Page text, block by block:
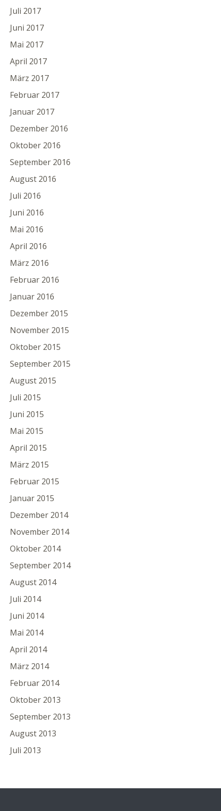
Juli 2017
Juni 2017
Mai 2017
April 2017
März 2017
Februar 2017
Januar 2017
Dezember 2016
Oktober 2016
September 2016
August 2016
Juli 2016
Juni 2016
Mai 2016
April 2016
März 2016
Februar 2016
Januar 2016
Dezember 2015
November 2015
Oktober 2015
September 2015
August 2015
Juli 2015
Juni 2015
Mai 2015
April 2015
März 2015
Februar 2015
Januar 2015
Dezember 2014
November 2014
Oktober 2014
September 2014
August 2014
Juli 2014
Juni 2014
Mai 2014
April 2014
März 2014
Februar 2014
Oktober 2013
September 2013
August 2013
Juli 2013